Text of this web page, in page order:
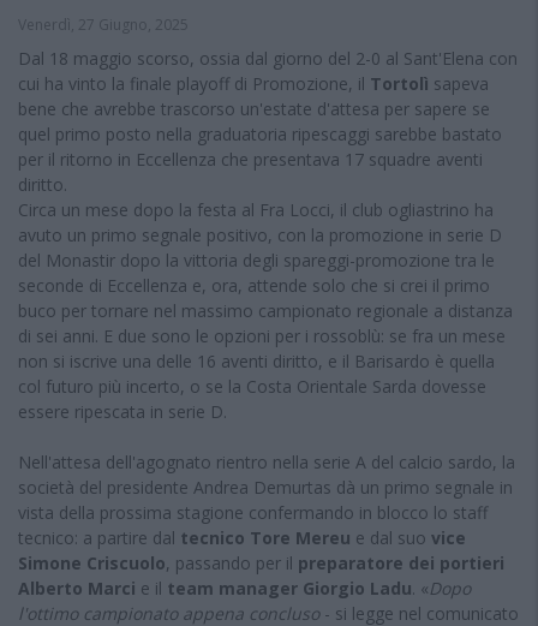
Venerdì, 27 Giugno, 2025
Dal 18 maggio scorso, ossia dal giorno del 2-0 al Sant'Elena con
cui ha vinto la finale playoff di Promozione, il Tortolì sapeva
bene che avrebbe trascorso un'estate d'attesa per sapere se
quel primo posto nella graduatoria ripescaggi sarebbe bastato
per il ritorno in Eccellenza che presentava 17 squadre aventi
diritto.
Circa un mese dopo la festa al Fra Locci, il club ogliastrino ha
avuto un primo segnale positivo, con la promozione in serie D
del Monastir dopo la vittoria degli spareggi-promozione tra le
seconde di Eccellenza e, ora, attende solo che si crei il primo
buco per tornare nel massimo campionato regionale a distanza
di sei anni. E due sono le opzioni per i rossoblù: se fra un mese
non si iscrive una delle 16 aventi diritto, e il Barisardo è quella
col futuro più incerto, o se la Costa Orientale Sarda dovesse
essere ripescata in serie D.
Nell'attesa dell'agognato rientro nella serie A del calcio sardo, la
società del presidente Andrea Demurtas dà un primo segnale in
vista della prossima stagione confermando in blocco lo staff
tecnico: a partire dal tecnico Tore Mereu e dal suo vice
Simone Criscuolo, passando per il preparatore dei portieri
Alberto Marci e il team manager Giorgio Ladu. «Dopo
l'ottimo campionato appena concluso- si legge nel comunicato